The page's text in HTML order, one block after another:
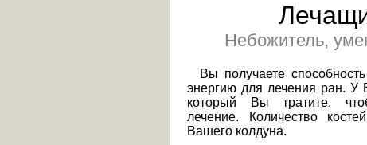
Небожитель,
Вы получаете
энергию для лечения ран. У
который Вы тратите,
лечение. Количество
Вашего колдуна.